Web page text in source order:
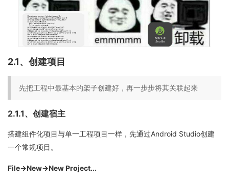
2.1、创建项目
先把工程中最基本的架子创建好，再一步步将其关联起来
2.1.1、创建宿主
搭建组件化项目与单一工程项目一样，先通过Android Studio创建
一个常规项目。
File->New->New Project...